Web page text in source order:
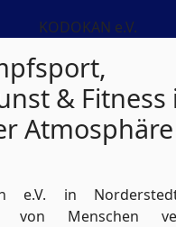
& Fitness
Atmosphäre
e.V. in
von Menschen